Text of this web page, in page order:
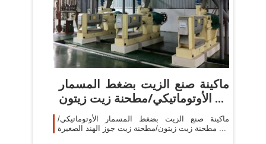
ماكينة صنع الزيت بضغط المسمار
الأوتوماتيكي/مطحنة زيت زيتون ...
ماكينة صنع الزيت بضغط المسمار الأوتوماتيكي/
مطحنة زيت زيتون/مطحنة زيت جوز الهند الصغيرة ...